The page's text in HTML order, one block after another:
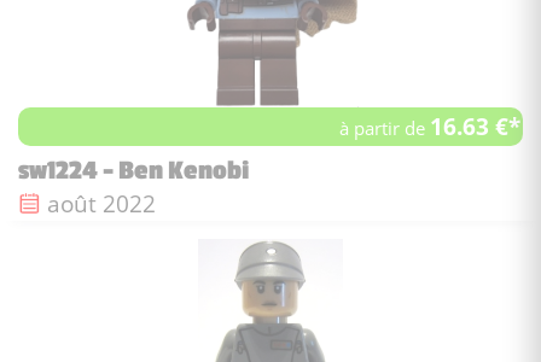
à partir de 16.63 €*
sw1224 - Ben Kenobi
Date de sortie :
août 2022